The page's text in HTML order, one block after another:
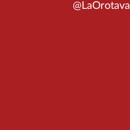
@LaOrotava